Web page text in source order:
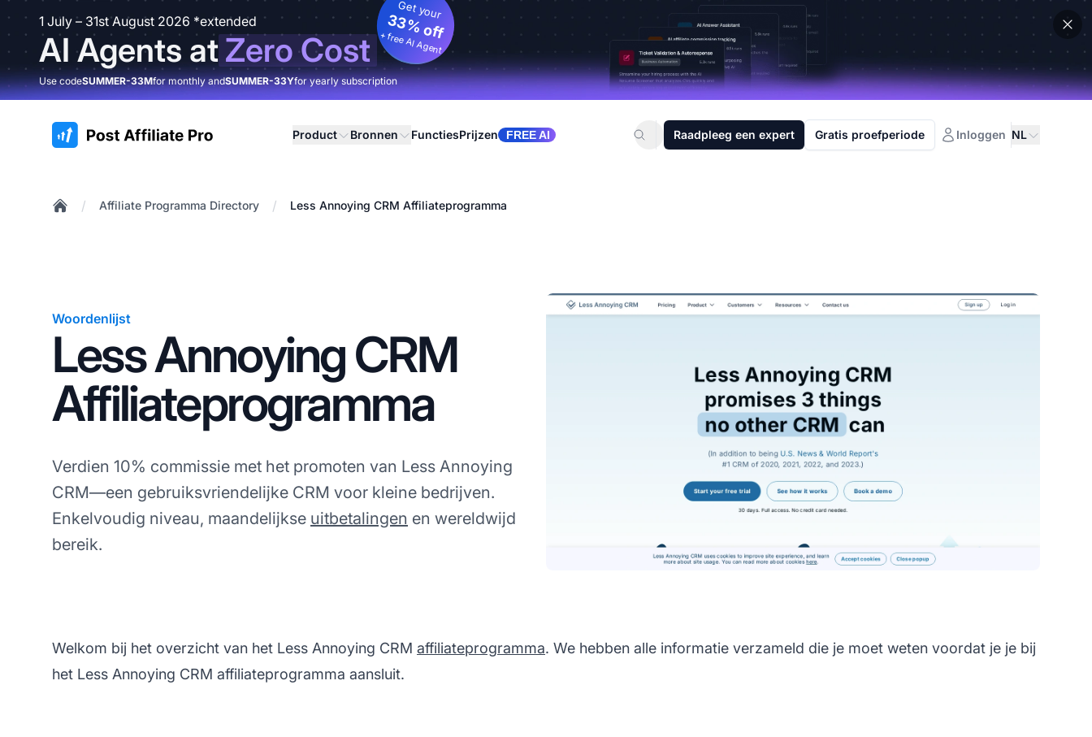
1 July – 31st August 2026 *extended
AI Agents atZero Cost
Get your
33% off
+ free AI Agent
Use codeSUMMER-33Mfor monthly andSUMMER-33Yfor yearly subscription
:site.title Product Bronnen FunctiesPrijzen FREE AI Raadpleeg een expert Gratis proefperiode Inloggen NL
/ Affiliate Programma Directory / Less Annoying CRM Affiliateprogramma
Woordenlijst
Less Annoying CRM
Affiliateprogramma
Verdien 10% commissie met het promoten van Less Annoying
CRM—een gebruiksvriendelijke CRM voor kleine bedrijven.
Enkelvoudig niveau, maandelijkse uitbetalingen en wereldwijd
bereik.
Welkom bij het overzicht van het Less Annoying CRM affiliateprogramma. We hebben alle informatie verzameld die je moet weten voordat je je bij
het Less Annoying CRM affiliateprogramma aansluit.